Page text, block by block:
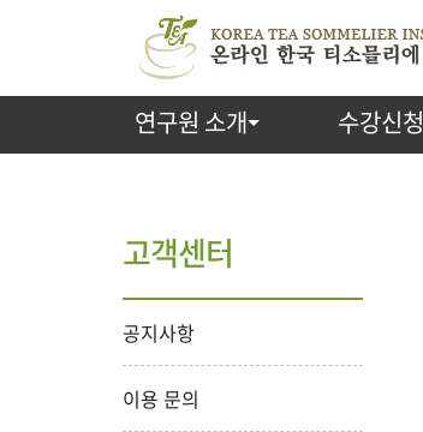
연구원 소개 수강신청
고객센터
공지사항
이용 문의